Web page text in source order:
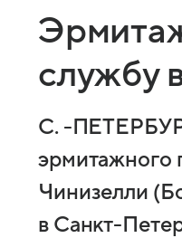
службу
С. -
эрмитажного
Чинизелли
в Санкт-